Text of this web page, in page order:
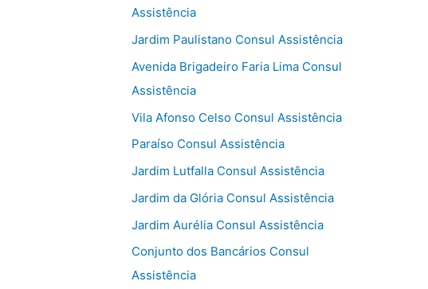
Assistência
Jardim Paulistano Consul Assistência
Avenida Brigadeiro Faria Lima Consul
Assistência
Vila Afonso Celso Consul Assistência
Paraíso Consul Assistência
Jardim Lutfalla Consul Assistência
Jardim da Glória Consul Assistência
Jardim Aurélia Consul Assistência
Conjunto dos Bancários Consul
Assistência